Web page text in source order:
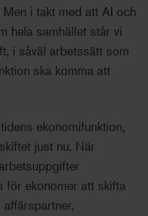
i takt med att AI och
hela samhället står vi
i såväl arbetssätt som
ska komma att
ekonomifunktion,
just nu. När
för ekonomer att skifta